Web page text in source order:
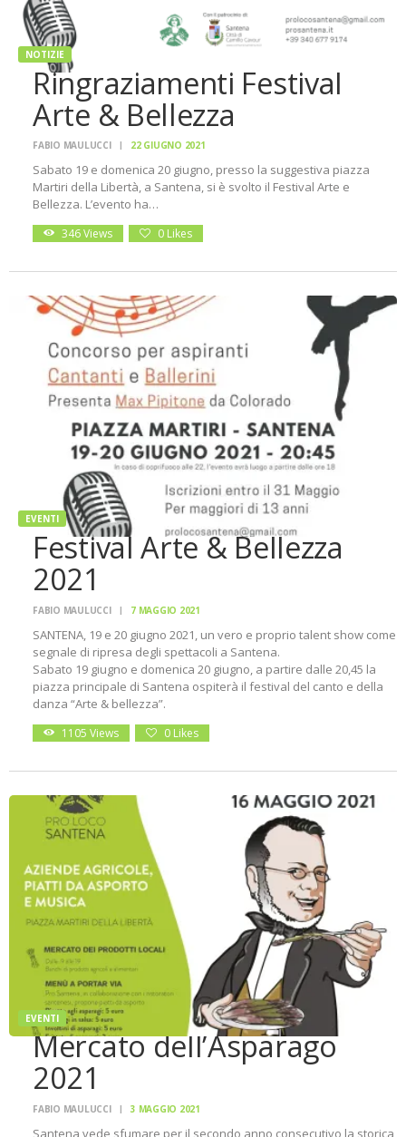
NOTIZIE
Ringraziamenti Festival
Arte & Bellezza
FABIO MAULUCCI 22 GIUGNO 2021
Sabato 19 e domenica 20 giugno, presso la suggestiva piazza
Martiri della Libertà, a Santena, si è svolto il Festival Arte e
Bellezza. L’evento ha…
346Views 0 Likes
EVENTI
Festival Arte & Bellezza
2021
FABIO MAULUCCI 7 MAGGIO 2021
SANTENA, 19 e 20 giugno 2021, un vero e proprio talent show come
segnale di ripresa degli spettacoli a Santena.
Sabato 19 giugno e domenica 20 giugno, a partire dalle 20,45 la
piazza principale di Santena ospiterà il festival del canto e della
danza “Arte & bellezza”.
1105 Views 0 Likes
EVENTI
Mercato dell’Asparago
2021
FABIO MAULUCCI 3 MAGGIO 2021
Santena vede sfumare per il secondo anno consecutivo la storica